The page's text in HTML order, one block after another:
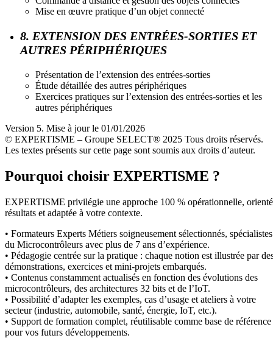
Mise en œuvre pratique d’un objet connecté
8. EXTENSION DES ENTRÉES-SORTIES ET
AUTRES PÉRIPHÉRIQUES
Présentation de l’extension des entrées-sorties
Étude détaillée des autres périphériques
Exercices pratiques sur l’extension des entrées-sorties et les
autres périphériques
Version 5. Mise à jour le 01/01/2026
© EXPERTISME – Groupe SELECT® 2025 Tous droits réservés.
Les textes présents sur cette page sont soumis aux droits d’auteur.
Pourquoi choisir EXPERTISME ?
EXPERTISME privilégie une approche 100 % opérationnelle,
résultats et adaptée à votre contexte.
• Formateurs Experts Métiers soigneusement sélectionnés, spécialistes
du Microcontrôleurs avec plus de 7 ans d’expérience.
• Pédagogie centrée sur la pratique : chaque notion est illustrée par
démonstrations, exercices et mini-projets embarqués.
• Contenus constamment actualisés en fonction des évolutions des
microcontrôleurs, des architectures 32 bits et de l’IoT.
• Possibilité d’adapter les exemples, cas d’usage et ateliers à votre
secteur (industrie, automobile, santé, énergie, IoT, etc.).
• Support de formation complet, réutilisable comme base de référence
pour vos futurs développements.